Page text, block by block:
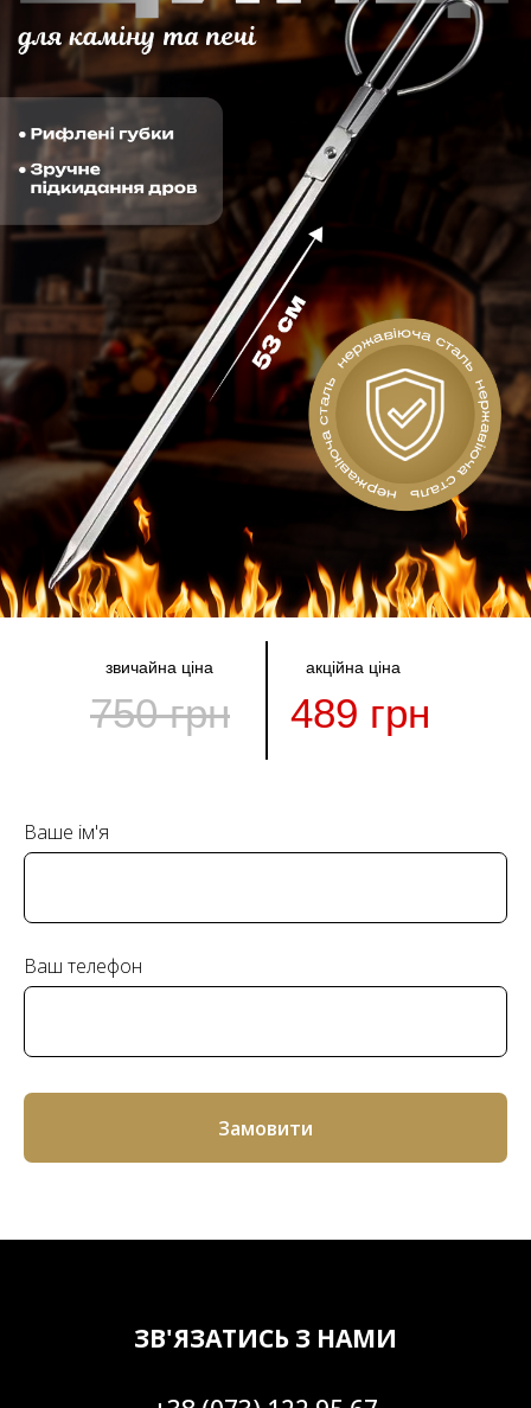
звичайна ціна
750 грн 489 грн
акційна ціна
Ваше ім'я
Ваш телефон
Замовити
ЗВ'ЯЗАТИСЬ З НАМИ